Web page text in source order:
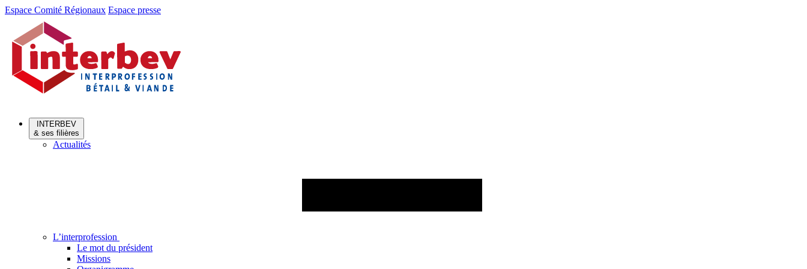
Aller
Aller
contenu
Espace Comité Régionaux Espace presse
INTERBEV
& ses filières
Actualités
L’interprofession
Le mot du président
Missions